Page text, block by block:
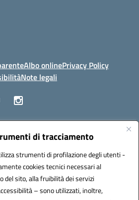
di tracciamento
strumenti di profilazione degli utenti -
cookies tecnici necessari al
sito, alla fruibilità dei servizi
– sono utilizzati, inoltre,
Albo onlinePrivacy Policy
Note legali
(PEC):leis03400t@pec.istruzione.it